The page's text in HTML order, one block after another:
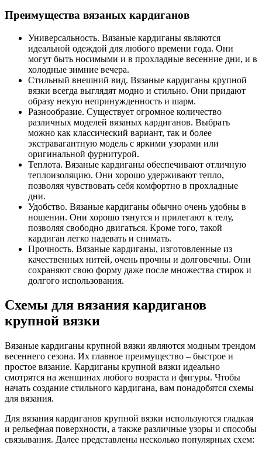
Преимущества вязаных кардиганов
Универсальность. Вязаные кардиганы являются
идеальной одеждой для любого времени года. Они
могут быть носимыми и в прохладные весенние дни, и в
холодные зимние вечера.
Стильный внешний вид. Вязаные кардиганы крупной
вязки всегда выглядят модно и стильно. Они придают
образу некую непринужденность и шарм.
Разнообразие. Существует огромное количество
различных моделей вязаных кардиганов. Выбрать
можно как классический вариант, так и более
экстравагантную модель с яркими узорами или
оригинальной фурнитурой.
Теплота. Вязаные кардиганы обеспечивают отличную
теплоизоляцию. Они хорошо удерживают тепло,
позволяя чувствовать себя комфортно в прохладные
дни.
Удобство. Вязаные кардиганы обычно очень удобны в
ношении. Они хорошо тянутся и прилегают к телу,
позволяя свободно двигаться. Кроме того, такой
кардиган легко надевать и снимать.
Прочность. Вязаные кардиганы, изготовленные из
качественных нитей, очень прочны и долговечны. Они
сохраняют свою форму даже после множества стирок и
долгого использования.
Схемы для вязания кардиганов
крупной вязки
Вязаные кардиганы крупной вязки являются модным трендом
весеннего сезона. Их главное преимущество – быстрое и
простое вязание. Кардиганы крупной вязки идеально
смотрятся на женщинах любого возраста и фигуры. Чтобы
начать создание стильного кардигана, вам понадобятся схемы
для вязания.
Для вязания кардиганов крупной вязки используются гладкая
и рельефная поверхности, а также различные узоры и способы
связывания. Далее представлены несколько популярных схем: